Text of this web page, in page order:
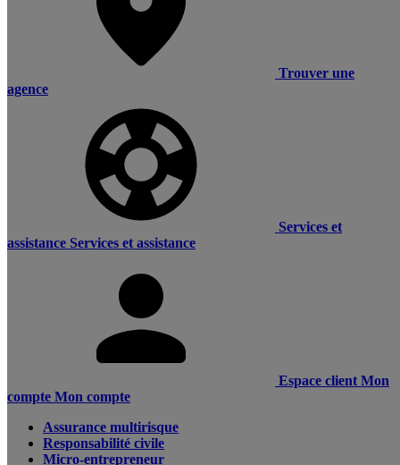
Trouver une
agence
Services et
assistance Services et assistance
Espace client Mon
compte Mon compte
Assurance multirisque
Responsabilité civile
Micro-entrepreneur